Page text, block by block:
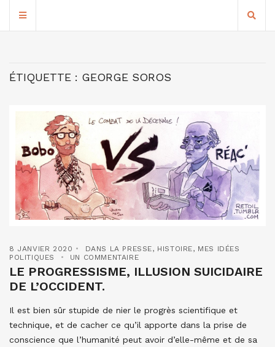
ÉTIQUETTE : GEORGE SOROS
8 JANVIER 2020 DANS LA PRESSE, HISTOIRE, MES IDÉES
POLITIQUES
UN COMMENTAIRE
LE PROGRESSISME, ILLUSION SUICIDAIRE
DE L’OCCIDENT.
Il est bien sûr stupide de nier le progrès scientifique et
technique, et de cacher ce qu’il apporte dans la prise de
conscience que l’humanité peut avoir d’elle-même et de sa